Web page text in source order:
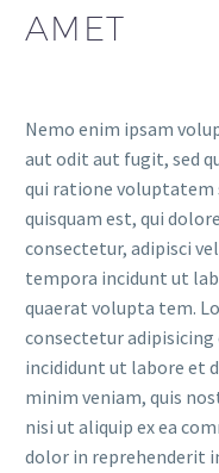
AMET
Nemo enim ipsam
aut odit aut fugit, sed
qui ratione voluptatem
quisquam est, qui
consectetur, adipisci
tempora incidunt ut
quaerat volupta tem.
consectetur
incididunt ut labore et
minim veniam, quis
nisi ut aliquip ex ea
dolor in reprehenderit